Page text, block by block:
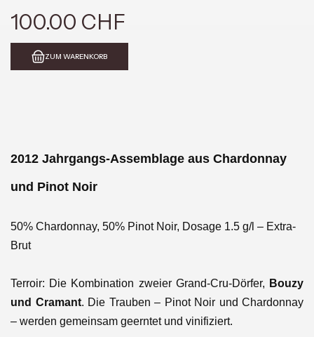
100.00 CHF
ZUM WARENKORB
2012 Jahrgangs-Assemblage aus Chardonnay
und Pinot Noir
50% Chardonnay, 50% Pinot Noir, Dosage 1.5 g/l – Extra-
Brut
Terroir: Die Kombination zweier Grand-Cru-Dörfer, Bouzy
und Cramant. Die Trauben – Pinot Noir und Chardonnay
– werden gemeinsam geerntet und vinifiziert.